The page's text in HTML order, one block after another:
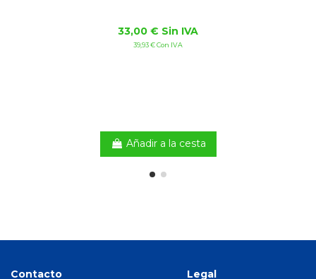
33,00 € Sin IVA
39,93 € Con IVA
Añadir a la cesta
Contacto Legal